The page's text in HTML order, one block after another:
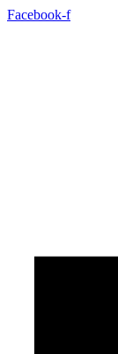
Facebook-f